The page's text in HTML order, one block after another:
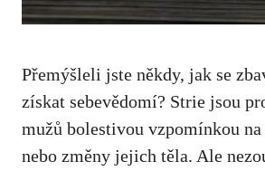
Přemýšleli jste ‌někdy, jak se
‌získat sebevědomí? Strie jsou
mužů bolestivou vzpomínkou
nebo změny ⁣jejich těla. Ale